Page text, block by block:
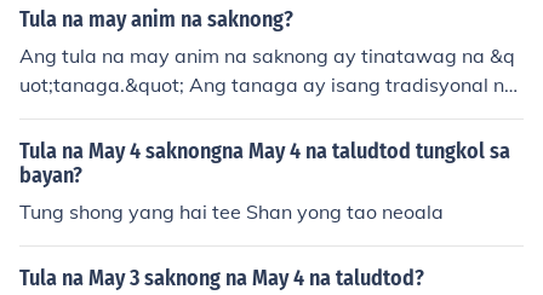
Tula na may anim na saknong?
Ang tula na may anim na saknong ay tinatawag na &q
uot;tanaga.&quot; Ang tanaga ay isang tradisyonal na
anyo ng tula sa Pilipinas na binubuo ng apat na taludto
d o saknong. Karaniwang may sukat na 7-7-7-7 ang b
awat saknong ng tanaga. Ito ay isang maiklingunit mat
amis na anyo ng tula na madalas gamitin sa mga awiti
n at mga pagdiriwang.
Tula na May 4 saknongna May 4 na taludtod tungkol sa
bayan?
Tung shong yang hai tee Shan yong tao neoala
Tula na May 3 saknong na May 4 na taludtod?